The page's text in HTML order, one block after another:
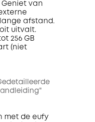
Geniet van
afstand.
uitvalt.
256 GB
(niet
met de eufy